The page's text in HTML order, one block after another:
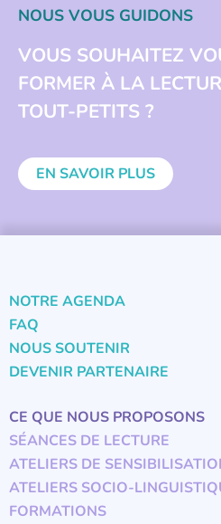
NOUS VOUS GUIDONS
VOUS SOUHAITEZ
FORMER À LA
TOUT-PETITS ?
EN SAVOIR PLUS
NOTRE AGENDA
FAQ
NOUS SOUTENIR
DEVENIR PARTENAIRE
CE QUE NOUS PROPOSONS
SÉANCES DE LECTURE
ATELIERS DE
ATELIERS SOCIO-
FORMATIONS